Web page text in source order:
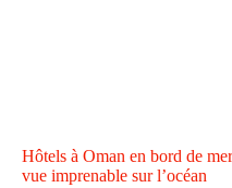
Hôtels à Oman en bord de
vue imprenable sur l’océan